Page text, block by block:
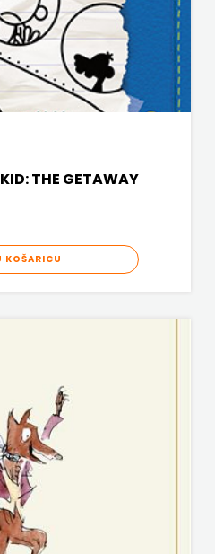
THE GETAWAY